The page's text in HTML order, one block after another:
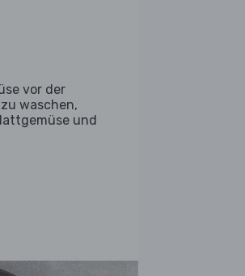
vor der
waschen,
und